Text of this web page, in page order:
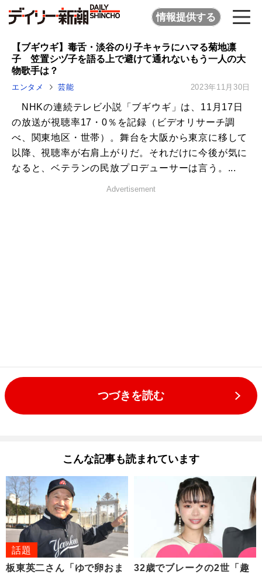
情報提供する
【ブギウギ】毒舌・淡谷のり子キャラにハマる菊地凛
子 笠置シヅ子を語る上で避けて通れないもう一人の大
物歌手は？
エンタメ 芸能 2023年11月30日
NHKの連続テレビ小説「ブギウギ」は、11月17日
の放送が視聴率17・0％を記録（ビデオリサーチ調
べ、関東地区・世帯）。舞台を大阪から東京に移して
以降、視聴率が右肩上がりだ。それだけに今後が気に
なると、ベテランの民放プロデューサーは言う。...
Advertisement
つづきを読む
こんな記事も読まれています
話題
板東英二さん「ゆで卵おま
32歳でブレークの2世「趣